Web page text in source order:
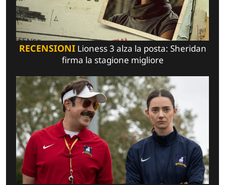
RECENSIONILioness 3 alza la posta: Sheridan
firma la stagione migliore